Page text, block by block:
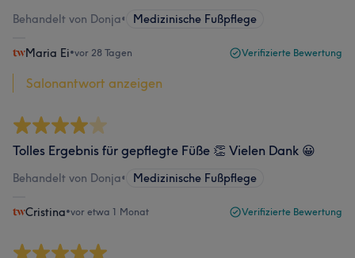
Behandelt von Donja• Medizinische Fußpflege
Maria Ei•vor 28 Tagen Verifizierte Bewertung
Salonantwort anzeigen
Tolles Ergebnis für gepflegte Füße 👏 Vielen Dank 😀
Behandelt von Donja• Medizinische Fußpflege
Cristina•vor etwa 1 Monat Verifizierte Bewertung